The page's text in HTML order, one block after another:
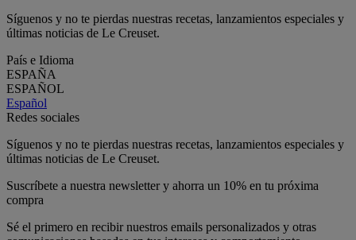
Síguenos y no te pierdas nuestras recetas, lanzamientos especiales y
últimas noticias de Le Creuset.
País e Idioma
ESPAÑA
ESPAÑOL
Español
Redes sociales
Síguenos y no te pierdas nuestras recetas, lanzamientos especiales y
últimas noticias de Le Creuset.
Suscríbete a nuestra newsletter y ahorra un 10% en tu próxima
compra
Sé el primero en recibir nuestros emails personalizados y otras